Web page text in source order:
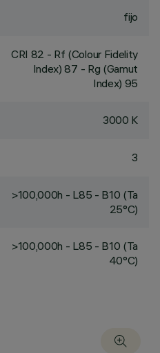
fijo
CRI 82 - Rf (Colour Fidelity
Index) 87 - Rg (Gamut
Index) 95
3000 K
3
>100,000h - L85 - B10 (Ta
25°C)
>100,000h - L85 - B10 (Ta
40°C)